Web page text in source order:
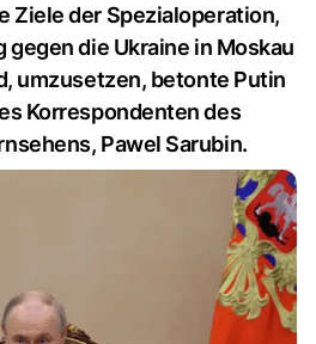
Ziele der Spezialoperation,
die Ukraine in Moskau
umzusetzen, betonte Putin
Korrespondenten des
Pawel Sarubin.